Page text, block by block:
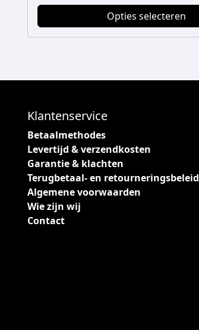
Opties selecteren
r
o
d
t
e
f
t
m
e
e
r
d
Klantenservice
Betaalmethodes
Levertijd & verzendkosten
Garantie & klachten
Terugbetaal- en retourneringsbeleid
Algemene voorwaarden
Wie zijn wij
Contact